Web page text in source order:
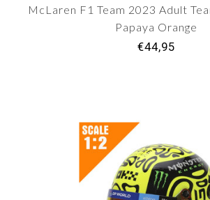
McLaren F1 Team 2023 Adult
Papaya Orange
€44,95